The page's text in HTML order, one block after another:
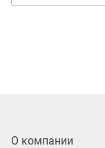
О компании